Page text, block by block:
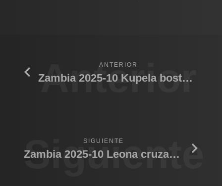
Anterior
ANTERIOR
Zambia 2025-10 Kupela bostezando
Siguiente
SIGUIENTE
Zambia 2025-10 Leona cruzando rio